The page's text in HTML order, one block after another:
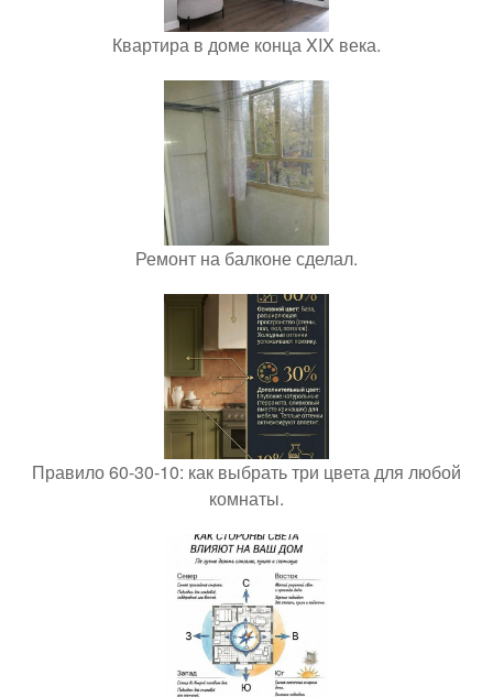
Квартира в доме конца XIX века.
Ремонт на балконе сделал.
Правило 60-30-10: как выбрать три цвета для любой
комнаты.